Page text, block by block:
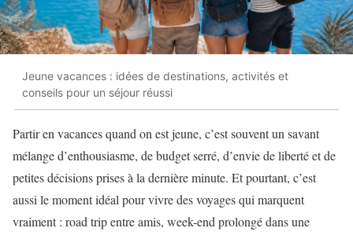
Jeune vacances : idées de destinations, activités et
conseils pour un séjour réussi
Partir en vacances quand on est jeune, c’est souvent un savant
mélange d’enthousiasme, de budget serré, d’envie de liberté et de
petites décisions prises à la dernière minute. Et pourtant, c’est
aussi le moment idéal pour vivre des voyages qui marquent
vraiment : road trip entre amis, week-end prolongé dans une